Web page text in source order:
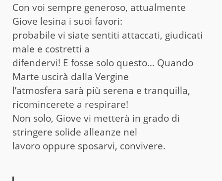
Con voi sempre generoso, attualmente
Giove lesina i suoi favori:
probabile vi siate sentiti attaccati, giudicati
male e costretti a
difendervi! E fosse solo questo… Quando
Marte uscirà dalla Vergine
l’atmosfera sarà più serena e tranquilla,
ricomincerete a respirare!
Non solo, Giove vi metterà in grado di
stringere solide alleanze nel
lavoro oppure sposarvi, convivere.